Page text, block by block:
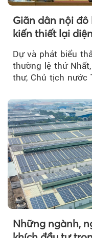
Giãn dân nội đô
kiến thiết lại
Dự và phát biểu
thường lệ thứ
thư, Chủ tịch nước
Những ngành,